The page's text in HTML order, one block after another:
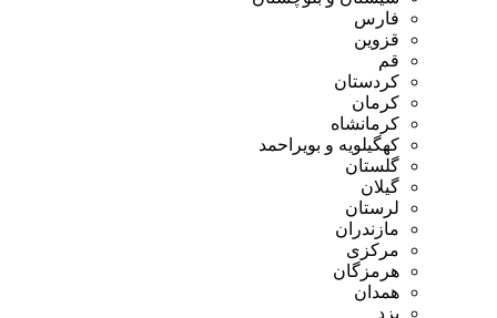
فارس
قزوین
قم
کردستان
کرمان
کرمانشاه
کهگیلویه و بویراحمد
گلستان
گیلان
لرستان
مازندران
مرکزی
هرمزگان
همدان
یزد